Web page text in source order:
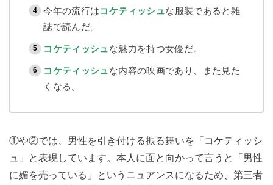
今年の流行はコケティッシュな服装であると雑
誌で読んだ。
コケティッシュな魅力を持つ女優だ。
コケティッシュな内容の映画であり、また見た
くなる。
①や②では、男性を引き付ける振る舞いを「コケティッシ
ュ」と表現しています。本人に面と向かって言うと「男性
に媚を売っている」というニュアンスになるため、第三者